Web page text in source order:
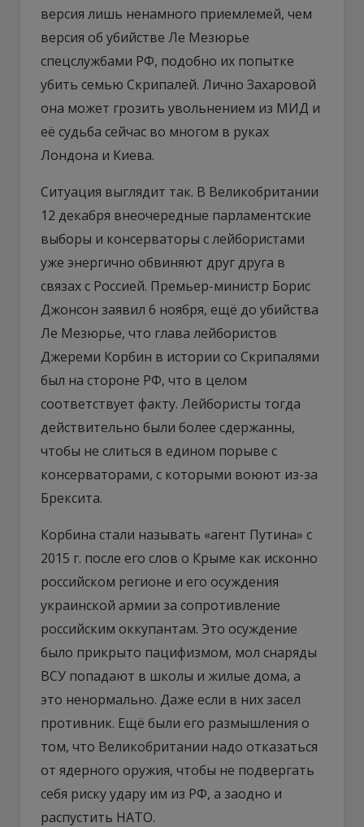
версия лишь ненамного приемлемей, чем
версия об убийстве Ле Мезюрье
спецслужбами РФ, подобно их попытке
убить семью Скрипалей. Лично Захаровой
она может грозить увольнением из МИД и
её судьба сейчас во многом в руках
Лондона и Киева.
Ситуация выглядит так. В Великобритании
12 декабря внеочередные парламентские
выборы и консерваторы с лейбористами
уже энергично обвиняют друг друга в
связах с Россией. Премьер-министр Борис
Джонсон заявил 6 ноября, ещё до убийства
Ле Мезюрье, что глава лейбористов
Джереми Корбин в истории со Скрипалями
был на стороне РФ, что в целом
соответствует факту. Лейбористы тогда
действительно были более сдержанны,
чтобы не слиться в едином порыве с
консерваторами, с которыми воюют из-за
Брексита.
Корбина стали называть «агент Путина» с
2015 г. после его слов о Крыме как исконно
российском регионе и его осуждения
украинской армии за сопротивление
российским оккупантам. Это осуждение
было прикрыто пацифизмом, мол снаряды
ВСУ попадают в школы и жилые дома, а
это ненормально. Даже если в них засел
противник. Ещё были его размышления о
том, что Великобритании надо отказаться
от ядерного оружия, чтобы не подвергать
себя риску удару им из РФ, а заодно и
распустить НАТО.